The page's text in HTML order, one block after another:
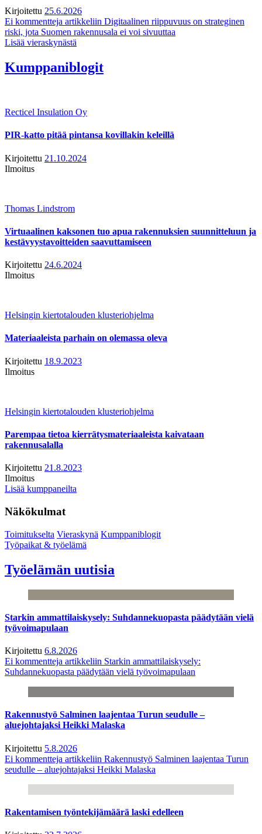
Kirjoitettu 25.6.2026
Ei kommentteja artikkeliin Digitaalinen riippuvuus on strateginen
riski, jota Suomen rakennusala ei voi sivuuttaa
Lisää vieraskynästä
Kumppaniblogit
Recticel Insulation Oy
PIR-katto pitää pintansa kovillakin keleillä
Kirjoitettu 21.10.2024
Ilmoitus
Thomas Lindstrom
Virtuaalinen kaksonen tuo apua rakennuksien suunnitteluun ja
kestävyystavoitteiden saavuttamiseen
Kirjoitettu 24.6.2024
Ilmoitus
Helsingin kiertotalouden klusteriohjelma
Materiaaleista parhain on olemassa oleva
Kirjoitettu 18.9.2023
Ilmoitus
Helsingin kiertotalouden klusteriohjelma
Parempaa tietoa kierrätysmateriaaleista kaivataan
rakennusalalla
Kirjoitettu 21.8.2023
Ilmoitus
Lisää kumppaneilta
Näkökulmat
Toimitukselta Vieraskynä Kumppaniblogit
Työpaikat & työelämä
Työelämän uutisia
Starkin ammattilaiskysely: Suhdannekuopasta päädytään vielä
työvoimapulaan
Kirjoitettu 6.8.2026
Ei kommentteja artikkeliin Starkin ammattilaiskysely:
Suhdannekuopasta päädytään vielä työvoimapulaan
Rakennustyö Salminen laajentaa Turun seudulle –
aluejohtajaksi Heikki Malaska
Kirjoitettu 5.8.2026
Ei kommentteja artikkeliin Rakennustyö Salminen laajentaa Turun
seudulle – aluejohtajaksi Heikki Malaska
Rakentamisen työntekijämäärä laski edelleen